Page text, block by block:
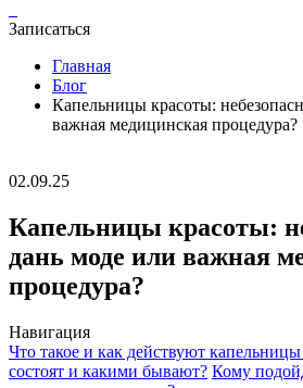
Записаться
Главная
Блог
Капельницы красоты:
важная медицинская процедура?
02.09.25
Капельницы красоты:
дань моде или важная
процедура?
Навигация
Что такое и как действуют
состоят и какими бывают? Кому